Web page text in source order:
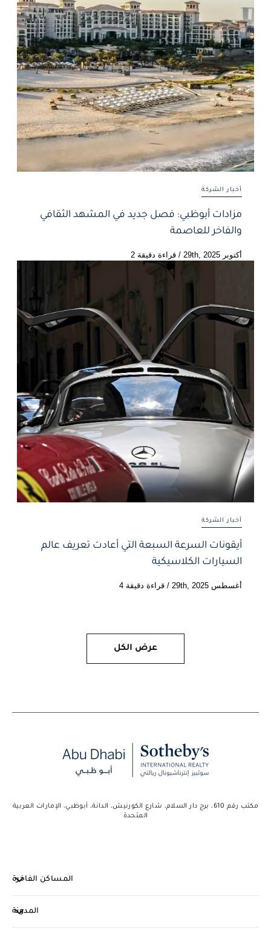
أخبار الشركة
مزادات أبوظبي: فصل جديد في المشهد الثقافي
والفاخر للعاصمة
أكتوبر 29th, 2025 / قراءة دقيقة 2
أخبار الشركة
أيقونات السرعة السبعة التي أعادت تعريف عالم
السيارات الكلاسيكية
أغسطس 29th, 2025 / قراءة دقيقة 4
عرض الكل
المساكن الفاخرة
المدونة
مكتب رقم 610، برج دار السلام، شارع الكورنيش، الدانة، أبوظبي، الإمارات العربية
المتحدة